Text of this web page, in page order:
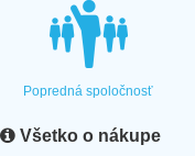
Popredná spoločnosť
Všetko o nákupe